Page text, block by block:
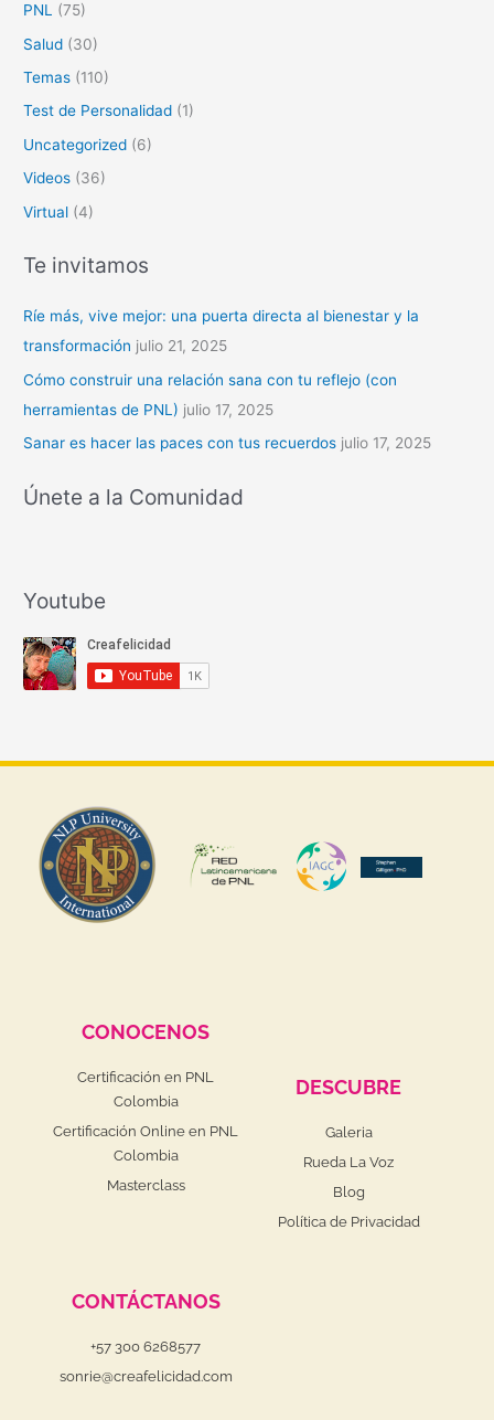
PNL (75)
Salud (30)
Temas (110)
Test de Personalidad (1)
Uncategorized (6)
Videos (36)
Virtual (4)
Te invitamos
Ríe más, vive mejor: una puerta directa al bienestar y la
transformación julio 21, 2025
Cómo construir una relación sana con tu reflejo (con
herramientas de PNL) julio 17, 2025
Sanar es hacer las paces con tus recuerdos julio 17, 2025
Únete a la Comunidad
Youtube
CONOCENOS
Certificación en PNL
Colombia
Certificación Online en PNL
Colombia
Masterclass
DESCUBRE
Galeria
Rueda La Voz
Blog
Política de Privacidad
CONTÁCTANOS
+57 300 6268577
sonrie@creafelicidad.com